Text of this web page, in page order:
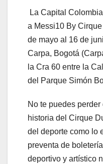
La Capital
a Messi10 By
de mayo al 16 de
Carpa, Bogotá
la Cra 60 entre la
del Parque Simón
No te puedes
historia del Cirque
del deporte como lo
preventa de
deportivo y artístico